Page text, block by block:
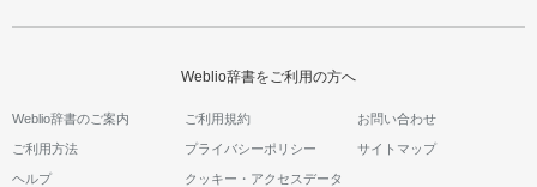
Weblio辞書をご利用の方へ
Weblio辞書のご案内 ご利用規約 お問い合わせ
ご利用方法 プライバシーポリシー サイトマップ
ヘルプ
クッキー・アクセスデータ